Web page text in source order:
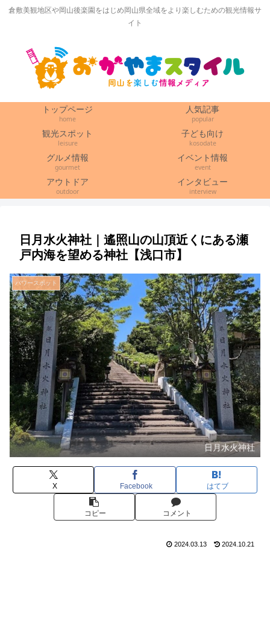
倉敷美観地区や岡山後楽園をはじめ岡山県全域をより楽しむための観光情報サ
イト
トップページ
home
人気記事
popular
観光スポット
leisure
子ども向け
kosodate
グルメ情報
gourmet
イベント情報
event
アウトドア
outdoor
インタビュー
interview
日月水火神社｜遙照山の山頂近くにある瀬
戸内海を望める神社【浅口市】
パワースポット
日月水火神社
X Facebook はてブ
コピー コメント
2024.03.13 2024.10.21